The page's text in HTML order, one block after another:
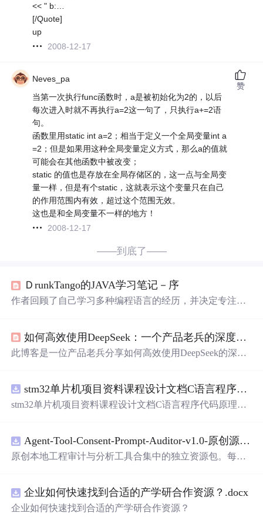
<< " b:…
[/Quote]
up
2008-12-17
Neves_pa
当第一次执行func函数时，a是被初始化为2的，以后
每次进入时就不再执行a=2这一句了，只执行a+=2语
句。
函数里用static int a=2；相当于定义一个全局变量int a
=2；但是如果用这种全局变量定义方式，那么a的值就
可能会在其他函数中被改变；
static 的值也是存放在全局存储区的，这一点与全局变
量一样，但是有个static，这就表示这个变量只在自己
的作用范围内有效，超过这个范围无效。
这也是和全局变量不一样的地方！
2008-12-17
赞
——到底了——
ＤrunkTango的JAVA学习笔记－序
作者回顾了自己学习多种编程语言的经历，并决定专注于J
如何高效使用DeepSeek：一个产品老兵的深度实践分享
此博客是一位产品老兵分享如何高效使用DeepSeek的深度
stm32单片机项目资料课程设计文档C语言程序代码原理图电路PCB实例五种PWM反馈控制模式研究
stm32单片机项目资料课程设计文档C语言程序代码原理图
Agent-Tool-Consent-Prompt-Auditor-v1.0-原创源码与文档.zip
原创本地工程审计与分析工具合集中的独立资源包。每个
README、运行说明、功能清单、MIT License及原创与授
权声明。解压后进入project目录，执行npm test验证算法，
企业如何快速找到合适的产学研合作资源？.docx
企业如何快速找到合适的产学研合作资源？